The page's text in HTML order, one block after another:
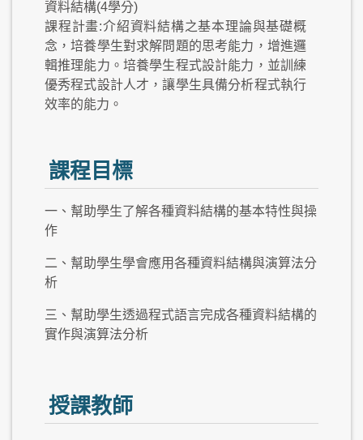
資料結構(4學分)
課程計畫:介紹資料結構之基本理論與基礎概
念，培養學生對求解問題的思考能力，增進邏
輯推理能力。培養學生程式設計能力，並訓練
優秀程式設計人才，讓學生具備分析程式執行
效率的能力。
課程目標
一、幫助學生了解各種資料結構的基本特性與操
作
二、幫助學生學會應用各種資料結構與演算法分
析
三、幫助學生透過程式語言完成各種資料結構的
實作與演算法分析
授課教師